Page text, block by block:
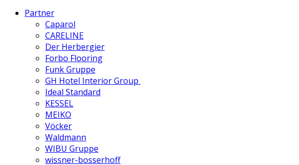
Partner
Caparol
CARELINE
Der Herbergier
Forbo Flooring
Funk Gruppe
GH Hotel Interior Group
Ideal Standard
KESSEL
MEIKO
Vöcker
Waldmann
WIBU Gruppe
wissner-bosserhoff